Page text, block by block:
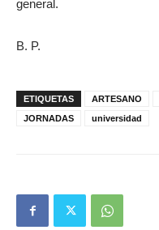
general.
B. P.
ETIQUETAS ARTESANO
JORNADAS
universidad